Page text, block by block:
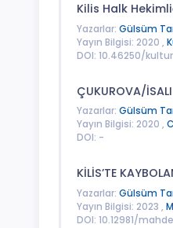
Kilis Halk
Yazarlar: Gülsüm
Yayın Bilgisi: 2020 ,
DOI: 10.46250/
ÇUKUROVA/İSALI
Yazarlar: Gülsüm
Yayın Bilgisi: 2020 ,
DOI: -
KİLİS’TE
Yazarlar: Gülsüm
Yayın Bilgisi: 2023 ,
DOI: 10.12981/